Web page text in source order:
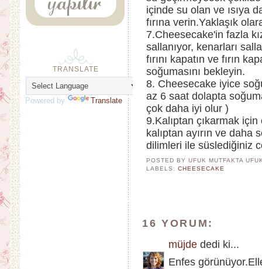
içinde su olan ve ısıya
fırına verin.Yaklaşık
7.Cheesecake'in fazla
sallanıyor, kenarları
fırını kapatın ve fırın
soğumasını bekleyin.
8. Cheesecake iyice
az 6 saat dolapta
çok daha iyi olur )
9.Kalıptan çıkarmak için
kalıptan ayırın ve daha
dilimleri ile süslediğiniz
POSTED BY UFUK MUTFAKTA
LABELS:CHEESECAKE
16 YORUM:
müjde dedi ki...
Enfes
TRANSLATE
Powered by Translate